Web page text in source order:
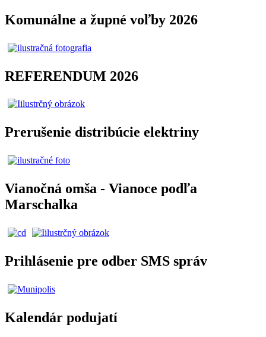
Komunálne a župné voľby 2026
REFERENDUM 2026
Prerušenie distribúcie elektriny
Vianočná omša - Vianoce podľa
Marschalka
Prihlásenie pre odber SMS správ
Kalendár podujatí